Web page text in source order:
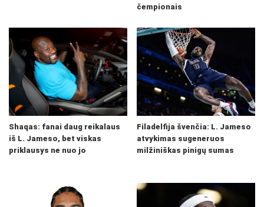
čempionais
Shaqas: fanai daug reikalaus
iš L. Jameso, bet viskas
priklausys ne nuo jo
Filadelfija švenčia: L. Jameso
atvykimas sugeneruos
milžiniškas pinigų sumas